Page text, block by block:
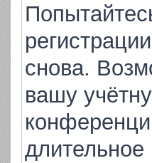
снова.
вашу